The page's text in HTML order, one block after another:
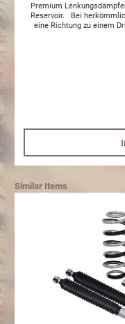
Premium
Reservoir. Bei
eine Richtung zu einem
beide Richtungen
Flüssigkeitskapazität und
verbesserte Kontrolle, die
werden kann, bietet ein
Similar Items